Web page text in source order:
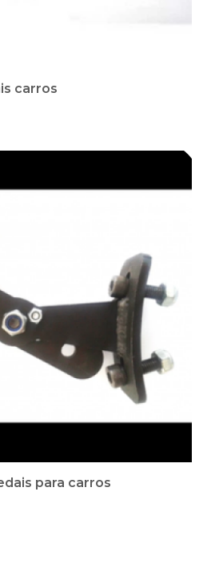
carros
para carros